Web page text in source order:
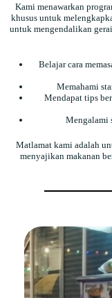
Kami menawarkan
khusus untuk
untuk mengendalikan
Belajar cara
Memahami
Mendapat tips
Mengalami
Matlamat kami adalah
menyajikan makanan